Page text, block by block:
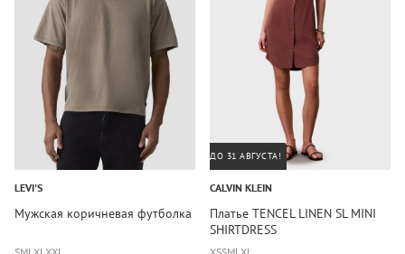
LEVI'S
Мужская коричневая футболка
ДО 31 АВГУСТА!
CALVIN KLEIN
Платье TENCEL LINEN SL MINI
SHIRTDRESS